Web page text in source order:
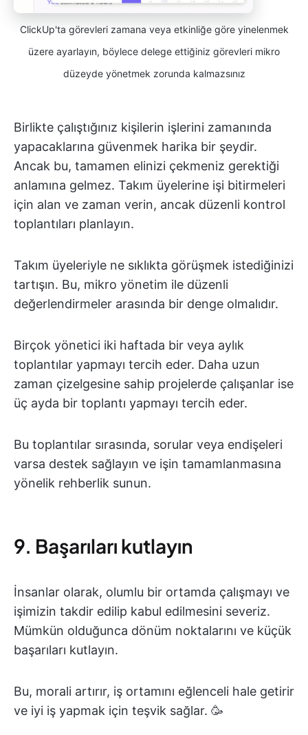
ClickUp'ta görevleri zamana veya etkinliğe göre yinelenmek
üzere ayarlayın, böylece delege ettiğiniz görevleri mikro
düzeyde yönetmek zorunda kalmazsınız
Birlikte çalıştığınız kişilerin işlerini zamanında
yapacaklarına güvenmek harika bir şeydir.
Ancak bu, tamamen elinizi çekmeniz gerektiği
anlamına gelmez. Takım üyelerine işi bitirmeleri
için alan ve zaman verin, ancak düzenli kontrol
toplantıları planlayın.
Takım üyeleriyle ne sıklıkta görüşmek istediğinizi
tartışın. Bu, mikro yönetim ile düzenli
değerlendirmeler arasında bir denge olmalıdır.
Birçok yönetici iki haftada bir veya aylık
toplantılar yapmayı tercih eder. Daha uzun
zaman çizelgesine sahip projelerde çalışanlar ise
üç ayda bir toplantı yapmayı tercih eder.
Bu toplantılar sırasında, sorular veya endişeleri
varsa destek sağlayın ve işin tamamlanmasına
yönelik rehberlik sunun.
9. Başarıları kutlayın
İnsanlar olarak, olumlu bir ortamda çalışmayı ve
işimizin takdir edilip kabul edilmesini severiz.
Mümkün olduğunca dönüm noktalarını ve küçük
başarıları kutlayın.
Bu, morali artırır, iş ortamını eğlenceli hale getirir
ve iyi iş yapmak için teşvik sağlar. 🥳